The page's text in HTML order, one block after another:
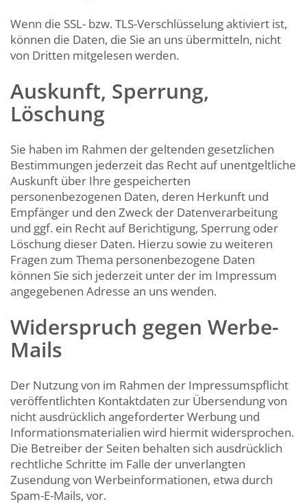
Wenn die SSL- bzw. TLS-Verschlüsselung aktiviert ist,
können die Daten, die Sie an uns übermitteln, nicht
von Dritten mitgelesen werden.
Auskunft, Sperrung,
Löschung
Sie haben im Rahmen der geltenden gesetzlichen
Bestimmungen jederzeit das Recht auf unentgeltliche
Auskunft über Ihre gespeicherten
personenbezogenen Daten, deren Herkunft und
Empfänger und den Zweck der Datenverarbeitung
und ggf. ein Recht auf Berichtigung, Sperrung oder
Löschung dieser Daten. Hierzu sowie zu weiteren
Fragen zum Thema personenbezogene Daten
können Sie sich jederzeit unter der im Impressum
angegebenen Adresse an uns wenden.
Widerspruch gegen Werbe-
Mails
Der Nutzung von im Rahmen der Impressumspflicht
veröffentlichten Kontaktdaten zur Übersendung von
nicht ausdrücklich angeforderter Werbung und
Informationsmaterialien wird hiermit widersprochen.
Die Betreiber der Seiten behalten sich ausdrücklich
rechtliche Schritte im Falle der unverlangten
Zusendung von Werbeinformationen, etwa durch
Spam-E-Mails, vor.